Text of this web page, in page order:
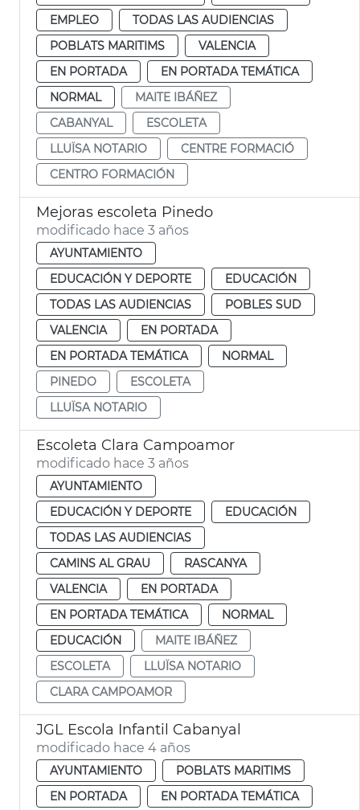
EMPLEO
TODAS LAS AUDIENCIAS
POBLATS MARITIMS
VALENCIA
EN PORTADA
EN PORTADA TEMÁTICA
NORMAL
MAITE IBÁÑEZ
CABANYAL
ESCOLETA
LLUÏSA NOTARIO
CENTRE FORMACIÓ
CENTRO FORMACIÓN
Mejoras escoleta Pinedo
modificado hace 3 años
AYUNTAMIENTO
EDUCACIÓN Y DEPORTE
EDUCACIÓN
TODAS LAS AUDIENCIAS
POBLES SUD
VALENCIA
EN PORTADA
EN PORTADA TEMÁTICA
NORMAL
PINEDO
ESCOLETA
LLUÏSA NOTARIO
Escoleta Clara Campoamor
modificado hace 3 años
AYUNTAMIENTO
EDUCACIÓN Y DEPORTE
EDUCACIÓN
TODAS LAS AUDIENCIAS
CAMINS AL GRAU
RASCANYA
VALENCIA
EN PORTADA
EN PORTADA TEMÁTICA
NORMAL
EDUCACIÓN
MAITE IBÁÑEZ
ESCOLETA
LLUÏSA NOTARIO
CLARA CAMPOAMOR
JGL Escola Infantil Cabanyal
modificado hace 4 años
AYUNTAMIENTO
POBLATS MARITIMS
EN PORTADA
EN PORTADA TEMÁTICA